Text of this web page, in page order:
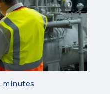
minutes